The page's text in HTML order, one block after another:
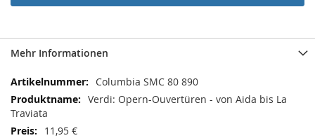
Mehr Informationen
Mehr
Informationen
Columbia SMC 80 890
Verdi: Opern-Ouvertüren - von Aida bis La
Traviata
11,95 €